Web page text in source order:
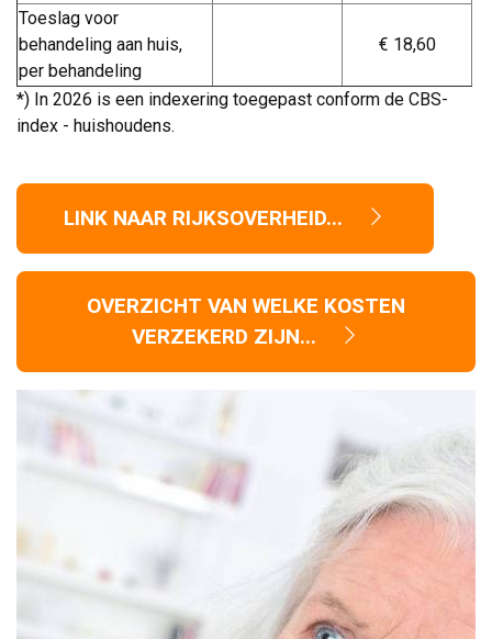
Toeslag voor
behandeling aan huis,
per behandeling
€ 18,60
*) In 2026 is een indexering toegepast conform de CBS-
index - huishoudens.
LINK NAAR RIJKSOVERHEID...
OVERZICHT VAN WELKE KOSTEN
VERZEKERD ZIJN...